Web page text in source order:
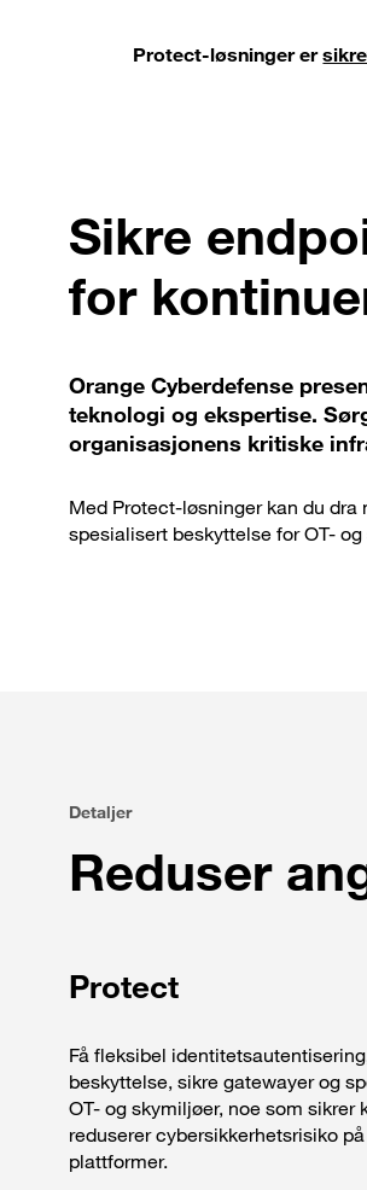
Sikre
for
Orange Cyberdefense
teknologi og ekspertise.
organisasjonens kritiske
Med Protect-løsninger kan du
spesialisert beskyttelse for OT-
Protect-løsninger er
Detaljer
Reduser
Protect
Få fleksibel
beskyttelse, sikre gatewayer og
OT- og skymiljøer, noe som sikrer
reduserer cybersikkerhetsrisiko
plattformer.